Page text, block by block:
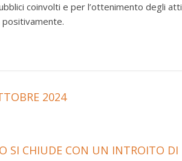
coinvolti e per l’ottenimento degli atti
positivamente.
2024
SI CHIUDE CON UN INTROITO DI